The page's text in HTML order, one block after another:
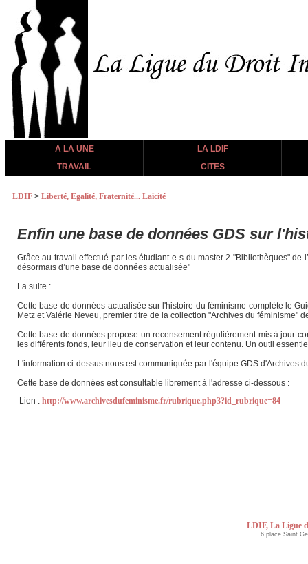
A LA UNE
LA LDIF
TRAVAIL
CITES
LDIF > Liberté, Egalité, Fraternité... Laïcité
Enfin une base de données GDS sur
Grâce au travail effectué par les étudiant-e-s du master 2 "Bibliothèques"
désormais d’une base de données actualisée"
La suite :
Cette base de données actualisée sur l'histoire du féminisme complète le
Metz et Valérie Neveu, premier titre de la collection "Archives du féminisme"
Cette base de données propose un recensement régulièrement mis à jour
les différents fonds, leur lieu de conservation et leur contenu. Un outil
L'information ci-dessus nous est communiquée par l'équipe GDS d'Archives
Cette base de données est consultable librement à l'adresse ci-dessous :
Lien : http://www.archivesdufeminisme.fr/rubrique.php3?id_rubrique=84
LDIF, La Ligue
6 place Saint